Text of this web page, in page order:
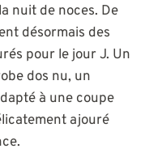
nuit de noces. De
désormais des
pour le jour J. Un
dos nu, un
à une coupe
ajouré